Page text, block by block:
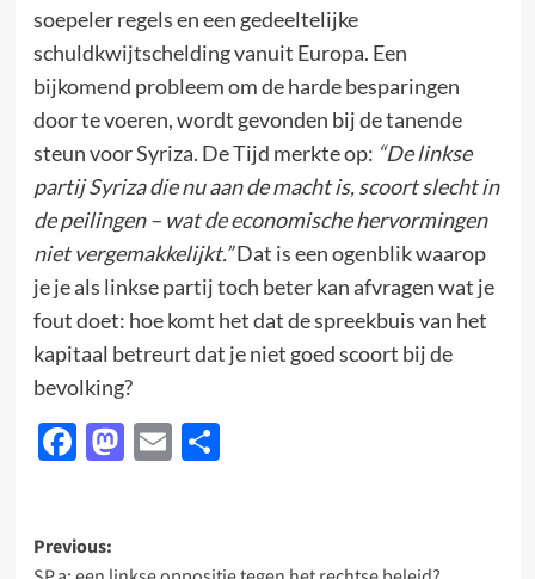
soepeler regels en een gedeeltelijke
schuldkwijtschelding vanuit Europa. Een
bijkomend probleem om de harde besparingen
door te voeren, wordt gevonden bij de tanende
steun voor Syriza. De Tijd merkte op: “De linkse
partij Syriza die nu aan de macht is, scoort slecht in
de peilingen – wat de economische hervormingen
niet vergemakkelijkt.”Dat is een ogenblik waarop
je je als linkse partij toch beter kan afvragen wat je
fout doet: hoe komt het dat de spreekbuis van het
kapitaal betreurt dat je niet goed scoort bij de
bevolking?
Facebook
Mastodon
EmailDelen
Post
Previous: